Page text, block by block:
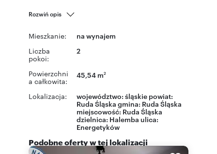
Rozwiń opis
Mieszkanie: na wynajem
Liczba
pokoi:
2
Powierzchni
a całkowita:
45,54 m2
Lokalizacja: województwo: śląskie powiat:
Ruda Śląska gmina: Ruda Śląska
miejscowość: Ruda Śląska
dzielnica: Halemba ulica:
Energetyków
Podobne oferty w tej lokalizacji